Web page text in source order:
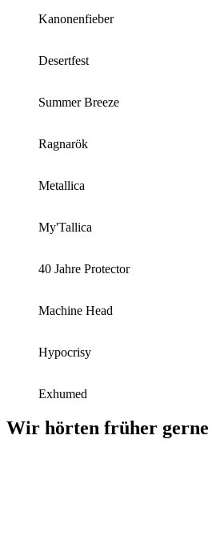
Kanonenfieber
Desertfest
Summer Breeze
Ragnarök
Metallica
My'Tallica
40 Jahre Protector
Machine Head
Hypocrisy
Exhumed
Wir hörten früher gerne